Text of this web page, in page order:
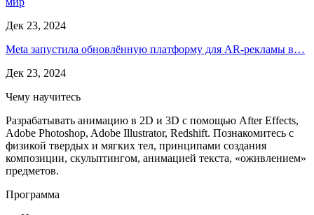
Дек 23, 2024
Meta запустила обновлённую платформу для AR-рекламы в…
Дек 23, 2024
Чему научитесь
Разрабатывать анимацию в 2D и 3D с помощью After Effects,
Adobe Photoshop, Adobe Illustrator, Redshift. Познакомитесь с
физикой твердых и мягких тел, принципами создания
композиции, скульптингом, анимацией текста, «оживлением»
предметов.
Программа